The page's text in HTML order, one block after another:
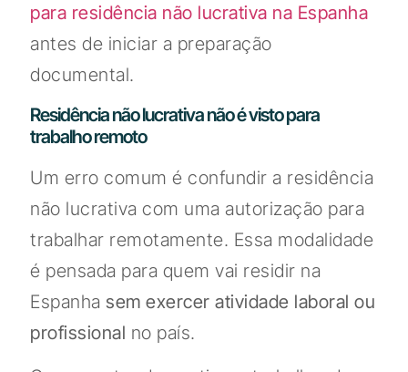
para residência não lucrativa na Espanha
antes de iniciar a preparação
documental.
Residência não lucrativa não é visto para
trabalho remoto
Um erro comum é confundir a residência
não lucrativa com uma autorização para
trabalhar remotamente. Essa modalidade
é pensada para quem vai residir na
Espanha sem exercer atividade laboral ou
profissional no país.